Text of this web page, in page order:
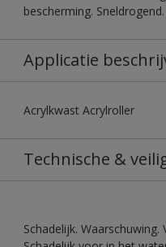
bescherming.
Applicatie
Acrylkwast Acrylroller
Technische &
Schadelijk.